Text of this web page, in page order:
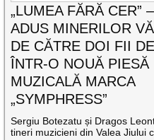
„LUMEA FĂRĂ CER”
ADUS MINERILOR
DE CĂTRE DOI FII
ÎNTR-O NOUĂ PIESĂ
MUZICALĂ MARCA
„SYMPHRESS”
Sergiu Botezatu și Dragos
tineri muzicieni din Valea Jiului